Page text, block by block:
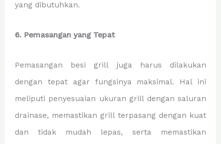
yang dibutuhkan.
6. Pemasangan yang Tepat
Pemasangan besi grill juga harus dilakukan
dengan tepat agar fungsinya maksimal. Hal ini
meliputi penyesuaian ukuran grill dengan saluran
drainase, memastikan grill terpasang dengan kuat
dan tidak mudah lepas, serta memastikan